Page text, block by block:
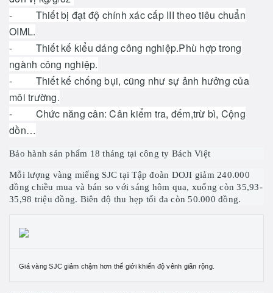
- Thiết bị đạt độ chính xác cấp III theo tiêu chuẩn
OIML.
- Thiết kế kiểu dáng công nghiệp.Phù hợp trong
ngành công nghiệp.
- Thiết kế chống bụi, cũng như sự ảnh hưởng của
môi trường.
- Chức năng cân: Cân kiểm tra, đếm,trừ bì, Cộng
dồn…
Bảo hành sản phẩm 18 tháng tại công ty Bách Việt
Mỗi lượng vàng miếng SJC tại Tập đoàn DOJI giảm 240.000
đồng chiều mua và bán so với sáng hôm qua, xuống còn 35,93-
35,98 triệu đồng. Biên độ thu hẹp tối đa còn 50.000 đồng.
Giá vàng SJC giảm chậm hơn thế giới khiến độ vênh giãn rộng.